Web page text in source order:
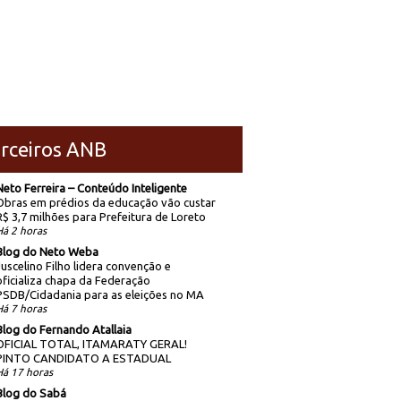
ANB
Ferreira – Conteúdo Inteligente
em prédios da educação vão custar
3,7 milhões para Prefeitura de Loreto
2 horas
do Neto Weba
Filho lidera convenção e
chapa da Federação
Cidadania para as eleições no MA
7 horas
do Fernando Atallaia
TOTAL, ITAMARATY GERAL!
CANDIDATO A ESTADUAL
17 horas
do Sabá